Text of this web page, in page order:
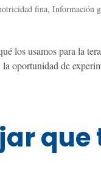
fina,Información
los usamos para la
oportunidad de
que